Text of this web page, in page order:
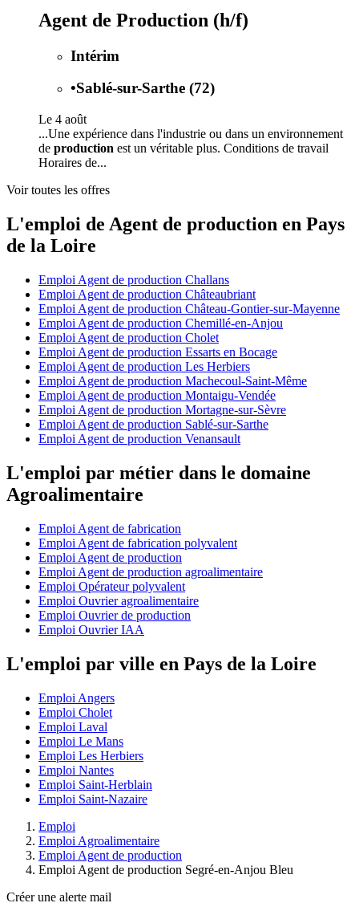
Agent de Production (h/f)
Intérim
•Sablé-sur-Sarthe (72)
Le 4 août
...Une expérience dans l'industrie ou dans un environnement
de production est un véritable plus. Conditions de travail
Horaires de...
Voir toutes les offres
L'emploi de Agent de production en Pays
de la Loire
Emploi Agent de production Challans
Emploi Agent de production Châteaubriant
Emploi Agent de production Château-Gontier-sur-Mayenne
Emploi Agent de production Chemillé-en-Anjou
Emploi Agent de production Cholet
Emploi Agent de production Essarts en Bocage
Emploi Agent de production Les Herbiers
Emploi Agent de production Machecoul-Saint-Même
Emploi Agent de production Montaigu-Vendée
Emploi Agent de production Mortagne-sur-Sèvre
Emploi Agent de production Sablé-sur-Sarthe
Emploi Agent de production Venansault
L'emploi par métier dans le domaine
Agroalimentaire
Emploi Agent de fabrication
Emploi Agent de fabrication polyvalent
Emploi Agent de production
Emploi Agent de production agroalimentaire
Emploi Opérateur polyvalent
Emploi Ouvrier agroalimentaire
Emploi Ouvrier de production
Emploi Ouvrier IAA
L'emploi par ville en Pays de la Loire
Emploi Angers
Emploi Cholet
Emploi Laval
Emploi Le Mans
Emploi Les Herbiers
Emploi Nantes
Emploi Saint-Herblain
Emploi Saint-Nazaire
Emploi
Emploi Agroalimentaire
Emploi Agent de production
Emploi Agent de production Segré-en-Anjou Bleu
Créer une alerte mail